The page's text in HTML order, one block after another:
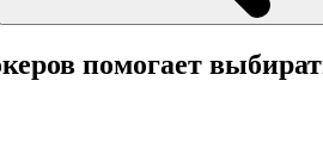
помогает